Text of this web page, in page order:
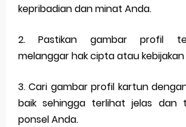
kepribadian dan minat Anda.
2. Pastikan gambar profil
melanggar hak cipta atau
3. Cari gambar profil kartun
baik sehingga terlihat jelas dan
ponsel Anda.